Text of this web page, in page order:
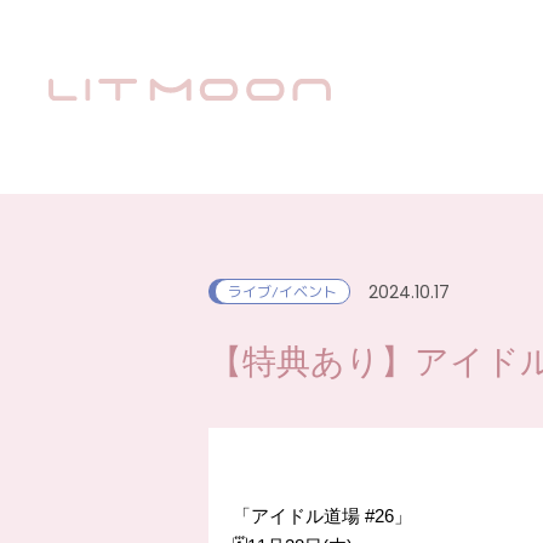
ライブ/イベント 2024.10.17
【特典あり】アイド
「アイドル道場 #26」